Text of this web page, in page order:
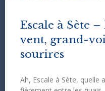
Escale à Sète
vent, grand-
sourires
Ah, Escale à Sète, quelle